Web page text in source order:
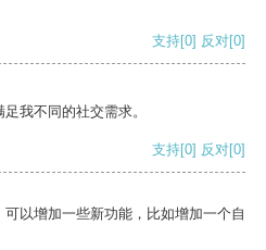
支持[0] 反对[0]
我不同的社交需求。
支持[0] 反对[0]
以增加一些新功能，比如增加一个自